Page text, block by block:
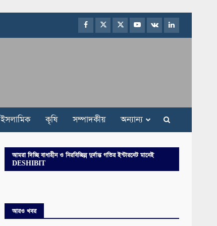
Facebook
TwitterInstagram
Youtube
VK LinkedIn
ইসলামিক কৃষি সম্পাদকীয় অন্যান্য
আমরা দিচ্ছি বাধাহীন ও নিরবিচ্ছিন্ন দুর্দান্ত গতির ইন্টারনেট মানেই
DESHIBIT
আরও খবর